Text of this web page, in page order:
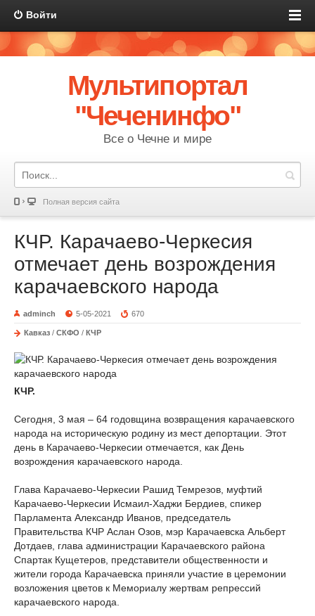
Войти
Мультипортал
"Чеченинфо"
Все о Чечне и мире
Полная версия сайта
КЧР. Карачаево-Черкесия
отмечает день возрождения
карачаевского народа
adminch 5-05-2021 670
Кавказ / СКФО / КЧР
КЧР.
Сегодня, 3 мая – 64 годовщина возвращения карачаевского
народа на историческую родину из мест депортации. Этот
день в Карачаево-Черкесии отмечается, как День
возрождения карачаевского народа.
Глава Карачаево-Черкесии Рашид Темрезов, муфтий
Карачаево-Черкесии Исмаил-Хаджи Бердиев, спикер
Парламента Александр Иванов, председатель
Правительства КЧР Аслан Озов, мэр Карачаевска Альберт
Дотдаев, глава администрации Карачаевского района
Спартак Кущетеров, представители общественности и
жители города Карачаевска приняли участие в церемонии
возложения цветов к Мемориалу жертвам репрессий
карачаевского народа.